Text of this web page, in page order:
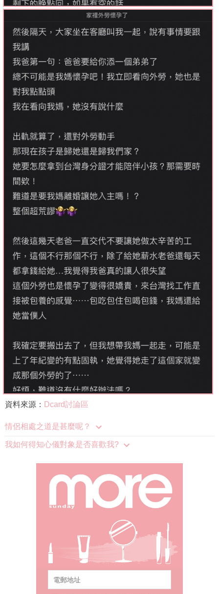
資料來源： Dcard討論區
情侶相處之道是甚麼呢？
我如何得知心儀對象是否喜歡我?